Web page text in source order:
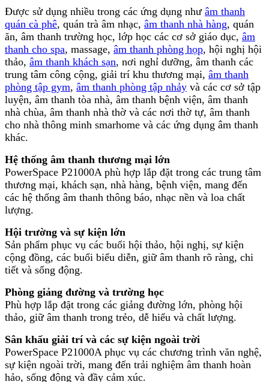
Được sử dụng nhiều trong các ứng dụng như âm thanh
quán cà phê, quán trà âm nhạc, âm thanh nhà hàng, quán
ăn, âm thanh trường học, lớp học các cơ sở giáo dục, âm
thanh cho spa, massage, âm thanh phòng họp, hội nghị hội
thảo, âm thanh khách sạn, nơi nghỉ dưỡng, âm thanh các
trung tâm công cộng, giải trí khu thương mại, âm thanh
phòng tập gym, âm thanh phòng tập nhảy và các cơ sở tập
luyện, âm thanh tòa nhà, âm thanh bệnh viện, âm thanh
nhà chùa, âm thanh nhà thờ và các nơi thờ tự, âm thanh
cho nhà thông minh smarhome và các ứng dụng âm thanh
khác.
Hệ thống âm thanh thương mại lớn
PowerSpace P21000A phù hợp lắp đặt trong các trung tâm
thương mại, khách sạn, nhà hàng, bệnh viện, mang đến
các hệ thống âm thanh thông báo, nhạc nền và loa chất
lượng.
Hội trường và sự kiện lớn
Sản phẩm phục vụ các buổi hội thảo, hội nghị, sự kiện
cộng đồng, các buổi biểu diễn, giữ âm thanh rõ ràng, chi
tiết và sống động.
Phòng giảng đường và trường học
Phù hợp lắp đặt trong các giảng đường lớn, phòng hội
thảo, giữ âm thanh trong trẻo, dễ hiểu và chất lượng.
Sân khấu giải trí và các sự kiện ngoài trời
PowerSpace P21000A phục vụ các chương trình văn nghệ,
sự kiện ngoài trời, mang đến trải nghiệm âm thanh hoàn
hảo, sống động và đầy cảm xúc.